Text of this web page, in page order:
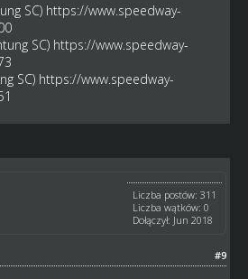
SC) https://www.speedway-
SC) https://www.speedway-
SC) https://www.speedway-
Liczba postów: 311
Liczba wątków: 0
Dołączył: Jun 2018
#9